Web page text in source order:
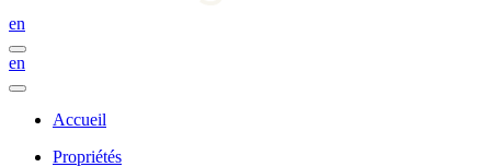
en
en
Accueil
Propriétés